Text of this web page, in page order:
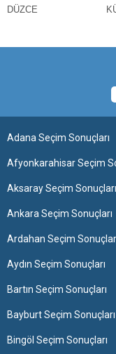
DÜZCE
Adana Seçim Sonuçları
Afyonkarahisar Seçim
Aksaray Seçim Sonuçları
Ankara Seçim Sonuçları
Ardahan Seçim
Aydın Seçim Sonuçları
Bartın Seçim Sonuçları
Bayburt Seçim Sonuçları
Bingöl Seçim Sonuçları